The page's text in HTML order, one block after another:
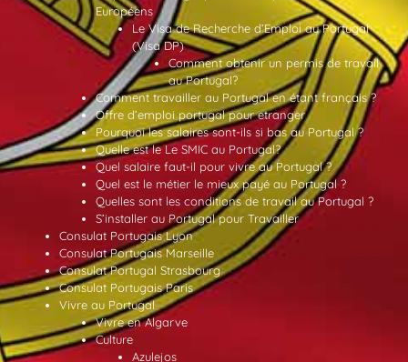
Européens
Le Visa de Recherche d’Emploi au Portugal
(Visa DP)
Comment obtenir un permis de travail
au Portugal?
Comment travailler au Portugal en étant français ?
Offre d’emploi portugal pour etranger
Pourquoi les salaires sont-ils si bas au Portugal ?
Quelle est le Le SMIC au Portugal?
Quel salaire faut-il pour vivre au Portugal ?
Quel est le métier le mieux payé au Portugal ?
Quelles sont les conditions de travail au Portugal ?
S’installer au Portugal pour Travailler
Consulat Portugais Lyon
Consulat Portugais Marseille
Consulat Portugal Strasbourg
Consulat Portugais Paris
Vivre au Portugal
Vivre en Algarve
Culture
Azulejos